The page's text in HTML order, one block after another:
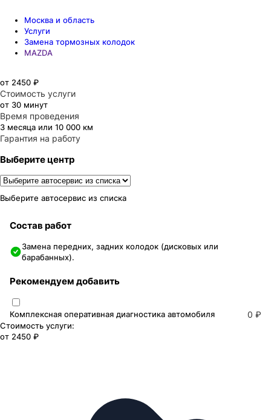
Москва и область
Услуги
Замена тормозных колодок
MAZDA
от 2450 ₽
Стоимость услуги
от 30 минут
Время проведения
3 месяца или 10 000 км
Гарантия на работу
Выберите центр
Выберите автосервис из списка
Состав работ
Замена передних, задних колодок (дисковых или
барабанных).
Рекомендуем добавить
Комплексная оперативная диагностика автомобиля 0 ₽
Стоимость услуги:
от 2450 ₽